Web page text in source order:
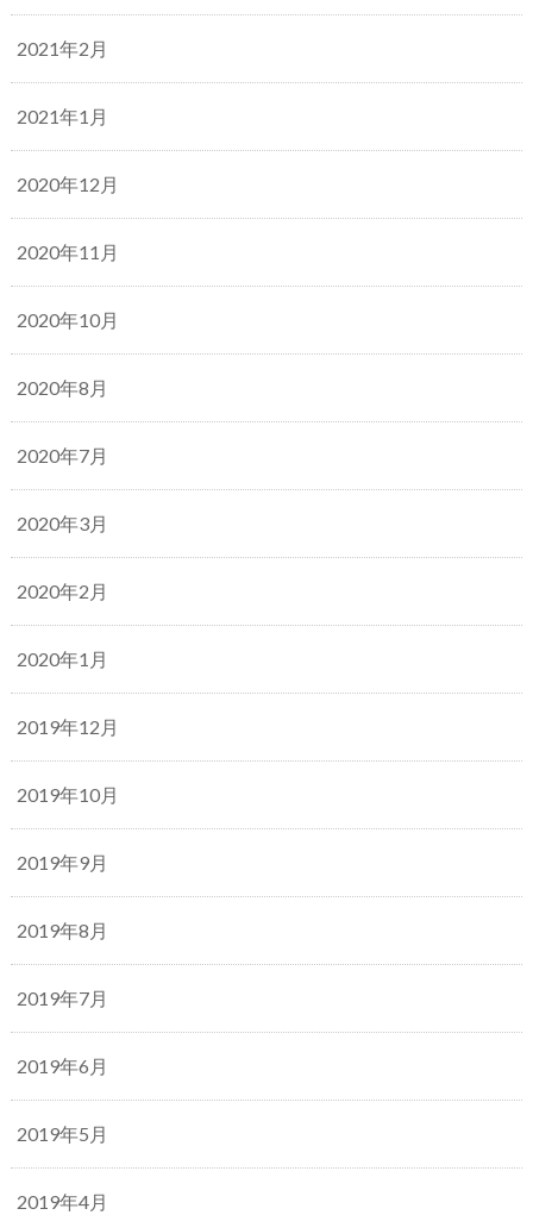
2021年2月
2021年1月
2020年12月
2020年11月
2020年10月
2020年8月
2020年7月
2020年3月
2020年2月
2020年1月
2019年12月
2019年10月
2019年9月
2019年8月
2019年7月
2019年6月
2019年5月
2019年4月